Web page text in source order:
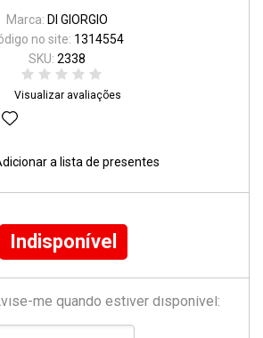
Marca: DI GIORGIO
no site: 1314554
SKU: 2338
Visualizar avaliações
a lista de presentes
Indisponível
me quando estiver disponível: